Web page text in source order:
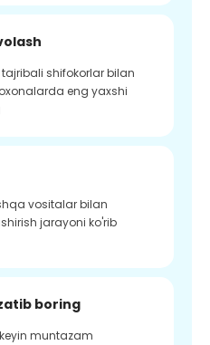
shifokorlar bilan
eng yaxshi
vositalar bilan
jarayoni ko'rib
boring
muntazam